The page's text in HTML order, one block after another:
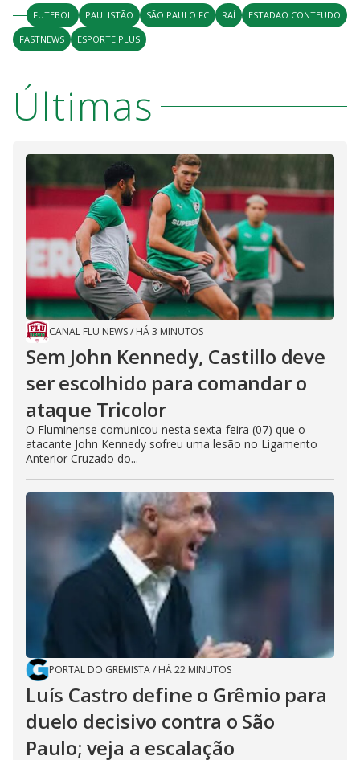
FUTEBOL PAULISTÃO SÃO PAULO FC RAÍ
ESTADAO CONTEUDO
FASTNEWS
ESPORTE PLUS
Últimas
CANAL FLU NEWS/ HÁ 3 MINUTOS
Sem John Kennedy, Castillo deve
ser escolhido para comandar o
ataque Tricolor
O Fluminense comunicou nesta sexta-feira (07) que o
atacante John Kennedy sofreu uma lesão no Ligamento
Anterior Cruzado do...
PORTAL DO GREMISTA/ HÁ 22 MINUTOS
Luís Castro define o Grêmio para
duelo decisivo contra o São
Paulo; veja a escalação